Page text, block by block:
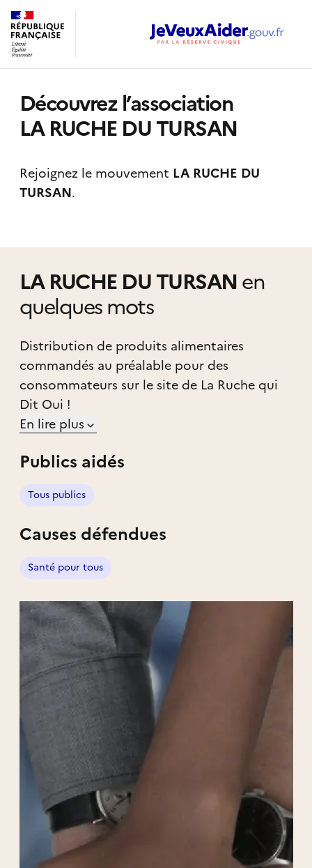
Découvrez l’association
LA RUCHE DU TURSAN
Rejoignez le mouvement LA RUCHE DU
TURSAN.
LA RUCHE DU TURSANen
quelques mots
Distribution de produits alimentaires
commandés au préalable pour des
consommateurs sur le site de La Ruche qui
Dit Oui !
En lire plus
Publics aidés
Tous publics
Causes défendues
Santé pour tous